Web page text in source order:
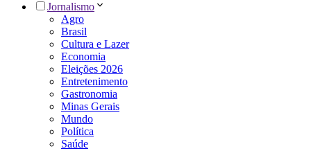
Jornalismo
Agro
Brasil
Cultura e Lazer
Economia
Eleições 2026
Entretenimento
Gastronomia
Minas Gerais
Mundo
Política
Saúde